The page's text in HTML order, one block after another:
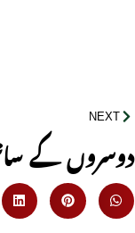
NEXT
:دوسروں کے